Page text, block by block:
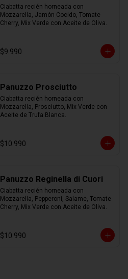
Ciabatta recién horneada con
Mozzarella, Jamón Cocido, Tomate
Cherry, Mix Verde con Aceite de Oliva.
$9.990
Panuzzo Prosciutto
Ciabatta recién horneada con
Mozzarella, Prosciutto, Mix Verde con
Aceite de Trufa Blanca.
$10.990
Panuzzo Reginella di Cuori
Ciabatta recién horneada con
Mozzarella, Pepperoni, Salame, Tomate
Cherry, Mix Verde con Aceite de Oliva.
$10.990